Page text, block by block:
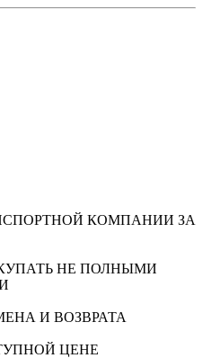
КОМПАНИИ ЗА
НЕ ПОЛНЫМИ
И ВОЗВРАТА
ЦЕНЕ